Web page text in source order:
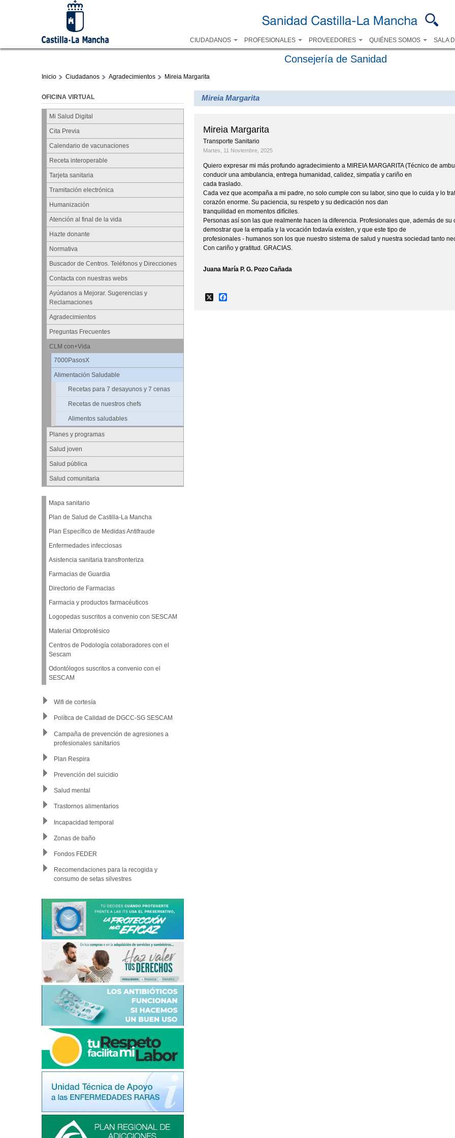
principal
CIUDADANOS PROFESIONALES PROVEEDORES QUIÉNES SOMOS SALA
Consejería de Sanidad
Inicio Ciudadanos Agradecimientos Mireia Margarita
OFICINA VIRTUAL
Mi Salud Digital
Cita Previa
Calendario de vacunaciones
Receta interoperable
Tarjeta sanitaria
Tramitación electrónica
Humanización
Atención al final de la vida
Hazte donante
Normativa
Buscador de Centros. Teléfonos y Direcciones
Contacta con nuestras webs
Ayúdanos a Mejorar. Sugerencias y
Reclamaciones
Agradecimientos
Preguntas Frecuentes
CLM con+Vida
7000PasosX
Alimentación Saludable
Recetas para 7 desayunos y 7 cenas
Recetas de nuestros chefs
Alimentos saludables
Planes y programas
Salud joven
Salud pública
Salud comunitaria
Mapa sanitario
Plan de Salud de Castilla-La Mancha
Plan Específico de Medidas Antifraude
Enfermedades infecciosas
Asistencia sanitaria transfronteriza
Farmacias de Guardia
Directorio de Farmacias
Farmacia y productos farmacéuticos
Logopedas suscritos a convenio con SESCAM
Material Ortoprotésico
Centros de Podología colaboradores con el
Sescam
Odontólogos suscritos a convenio con el
SESCAM
Wifi de cortesía
Política de Calidad de DGCC-SG SESCAM
Campaña de prevención de agresiones a
profesionales sanitarios
Plan Respira
Prevención del suicidio
Salud mental
Trastornos alimentarios
Incapacidad temporal
Zonas de baño
Fondos FEDER
Recomendaciones para la recogida y
consumo de setas silvestres
Mireia Margarita
Mireia Margarita
Transporte Sanitario
Martes, 11 Noviembre, 2025
Quiero expresar mi más profundo agradecimiento a MIREIA MARGARITA (Técnico de
conducir una ambulancia, entrega humanidad, calidez, simpatía y cariño en
cada traslado.
Cada vez que acompaña a mi padre, no solo cumple con su labor, sino que lo cuida y lo
corazón enorme. Su paciencia, su respeto y su dedicación nos dan
tranquilidad en momentos difíciles.
Personas así son las que realmente hacen la diferencia. Profesionales que, además de
demostrar que la empatía y la vocación todavía existen, y que este tipo de
profesionales - humanos son los que nuestro sistema de salud y nuestra sociedad tanto
Con cariño y gratitud. GRACIAS.
Juana María P. G. Pozo Cañada